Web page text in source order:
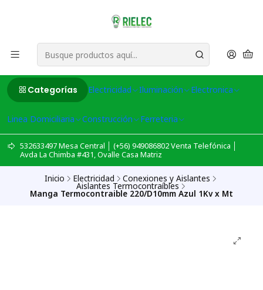
Categorías Electricidad Iluminación Electronica
Linea Domiciliaria Construcción Ferreteria
532633497 Mesa Central │ (+56) 949086802 Venta Telefónica │
Avda La Chimba #431, Ovalle Casa Matriz
Inicio Electricidad Conexiones y Aislantes
Aislantes Termocontraíbles
Manga Termocontraible 220/D10mm Azul 1Kv x Mt